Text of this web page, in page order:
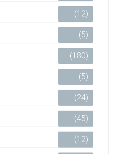
(12)
(5)
(180)
(5)
(24)
(45)
(12)